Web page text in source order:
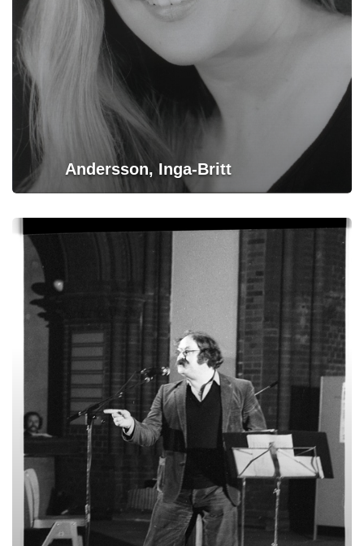
Andersson, Inga-Britt